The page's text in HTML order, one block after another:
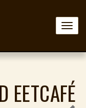
Toggle
EETCAFÉ